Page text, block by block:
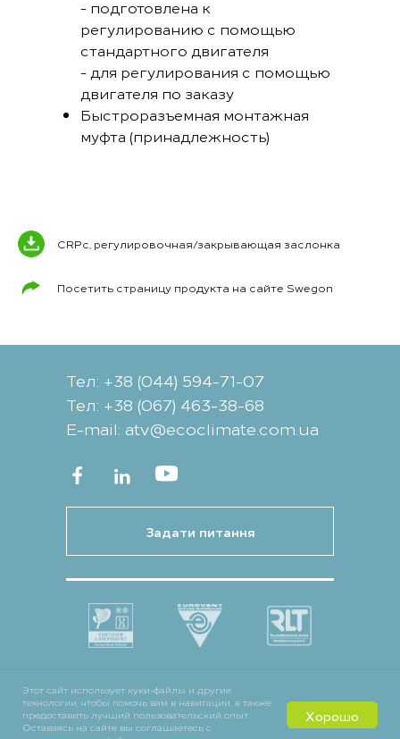
Этот сайт использует куки-файлы и другие
технологии, чтобы помочь вам в навигации, а также
предоставить лучший пользовательский опыт.
Оставаясь на сайте вы соглашаетесь с
Хорошо
- подготовлена к
регулированию с помощью
стандартного двигателя
- для регулирования с помощью
двигателя по заказу
Быстроразъемная монтажная
муфта (принадлежность)
CRPc, регулировочная/закрывающая заслонка
Посетить страницу продукта на сайте Swegon
Тел: +38 (044) 594-71-07
Тел: +38 (067) 463-38-68
Е-mail: atv@ecoclimate.com.ua
Задати питання